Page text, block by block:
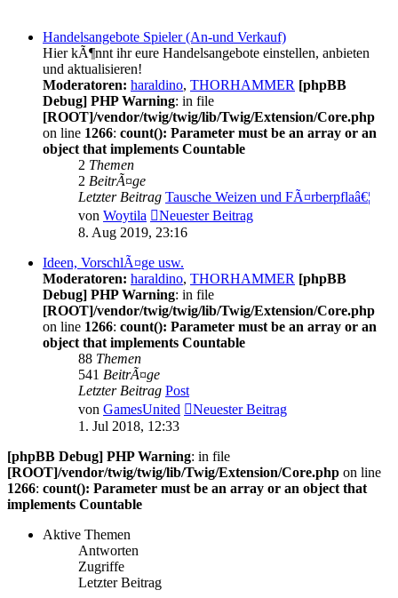
Handelsangebote Spieler (An-und Verkauf)
Hier kÃ¶nnt ihr eure Handelsangebote einstellen, anbieten
und aktualisieren!
Moderatoren: haraldino, THORHAMMER [phpBB
Debug] PHP Warning: in file
[ROOT]/vendor/twig/twig/lib/Twig/Extension/Core.php
on line 1266: count(): Parameter must be an array or an
object that implements Countable
2 Themen
2 BeitrÃ¤ge
Letzter Beitrag Tausche Weizen und FÃ¤rberpflaâ€¦
von Woytila
Neuester Beitrag
8. Aug 2019, 23:16
Ideen, VorschlÃ¤ge usw.
Moderatoren: haraldino, THORHAMMER [phpBB
Debug] PHP Warning: in file
[ROOT]/vendor/twig/twig/lib/Twig/Extension/Core.php
on line 1266: count(): Parameter must be an array or an
object that implements Countable
88 Themen
541 BeitrÃ¤ge
Letzter Beitrag Post
von GamesUnited
Neuester Beitrag
1. Jul 2018, 12:33
[phpBB Debug] PHP Warning: in file
[ROOT]/vendor/twig/twig/lib/Twig/Extension/Core.php on line
1266: count(): Parameter must be an array or an object that
implements Countable
Aktive Themen
Antworten
Zugriffe
Letzter Beitrag